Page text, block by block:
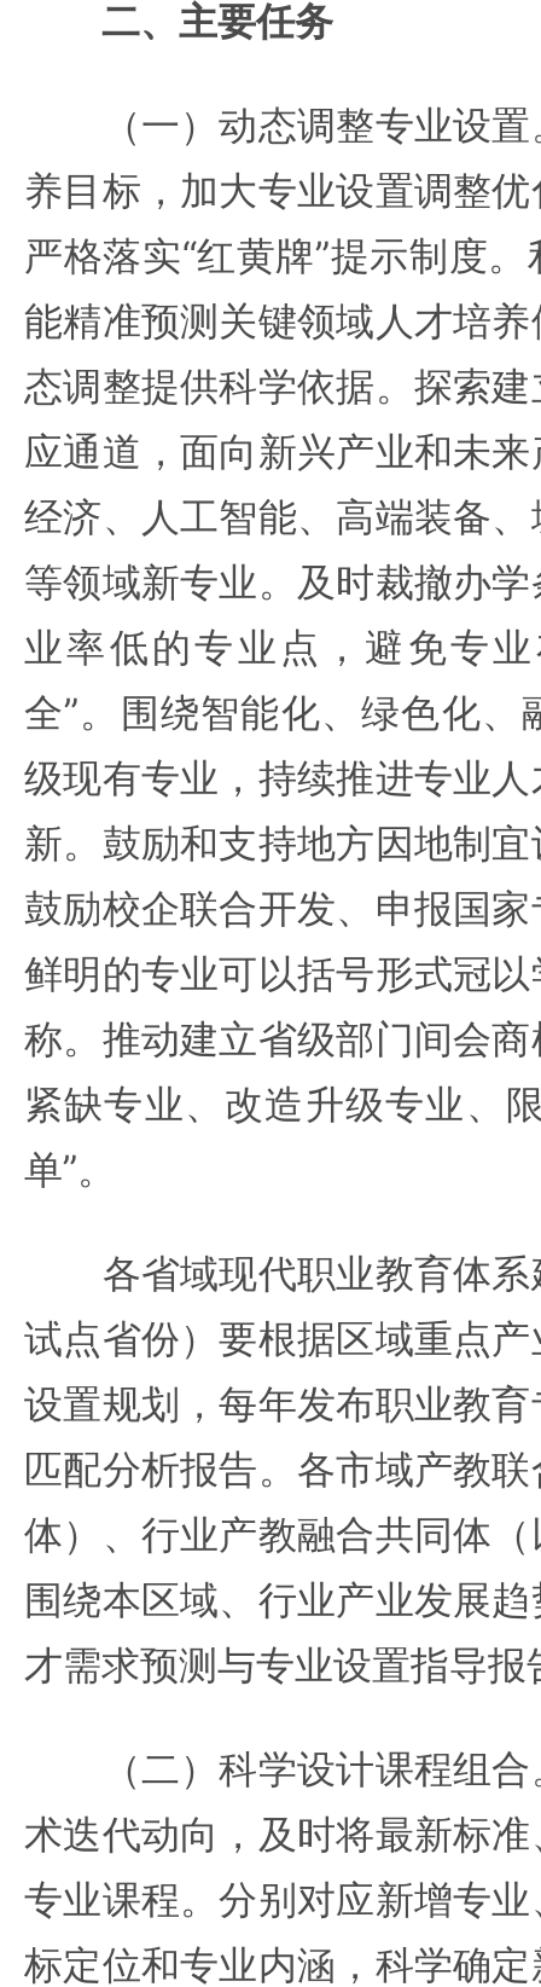
二、主要任务
（一）动态调整专业设置
养目标，加大专业设置调整
严格落实“红黄牌”提示制度
能精准预测关键领域人才培
态调整提供科学依据。探索
应通道，面向新兴产业和未
经济、人工智能、高端装备
等领域新专业。及时裁撤办
业率低的专业点，避免专业
全”。围绕智能化、绿色化
级现有专业，持续推进专业
新。鼓励和支持地方因地制
鼓励校企联合开发、申报国
鲜明的专业可以括号形式冠
称。推动建立省级部门间会
紧缺专业、改造升级专业、
单”。
各省域现代职业教育体系
试点省份）要根据区域重点
设置规划，每年发布职业教
匹配分析报告。各市域产教
体）、行业产教融合共同体
围绕本区域、行业产业发展
才需求预测与专业设置指导报
（二）科学设计课程组合
术迭代动向，及时将最新标
专业课程。分别对应新增专
标定位和专业内涵，科学确